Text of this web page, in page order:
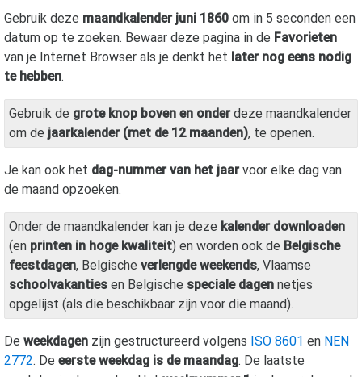
Gebruik deze maandkalender juni 1860 om in 5 seconden een
datum op te zoeken. Bewaar deze pagina in de Favorieten
van je Internet Browser als je denkt het later nog eens nodig
te hebben.
Gebruik de grote knop boven en onderdeze maandkalender
om de jaarkalender (met de 12 maanden), te openen.
Je kan ook het dag-nummer van het jaarvoor elke dag van
de maand opzoeken.
Onder de maandkalender kan je deze kalender downloaden
(en printen in hoge kwaliteit) en worden ook de Belgische
feestdagen, Belgische verlengde weekends, Vlaamse
schoolvakanties en Belgische speciale dagen netjes
opgelijst (als die beschikbaar zijn voor die maand).
De weekdagen zijn gestructureerd volgens ISO 8601 en NEN
2772. De eerste weekdag is de maandag. De laatste